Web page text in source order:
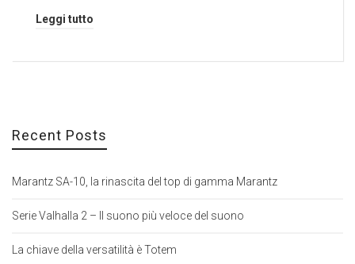
Leggi tutto
Recent Posts
Marantz SA-10, la rinascita del top di gamma Marantz
Serie Valhalla 2 – Il suono più veloce del suono
La chiave della versatilità è Totem